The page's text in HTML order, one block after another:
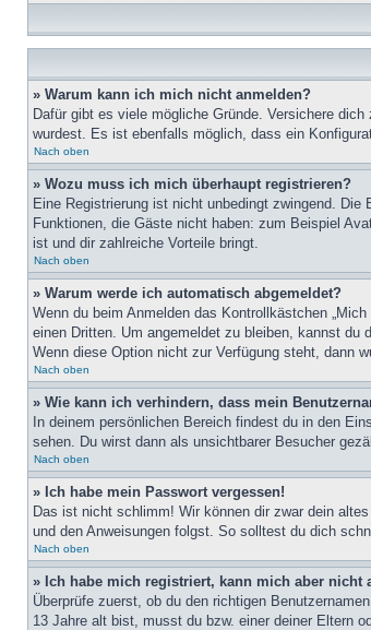
» Warum kann ich mich nicht anmelden?
Dafür gibt es viele mögliche Gründe. Versichere
wurdest. Es ist ebenfalls möglich, dass ein
Nach oben
» Wozu muss ich mich überhaupt registrieren?
Eine Registrierung ist nicht unbedingt zwingend.
Funktionen, die Gäste nicht haben: zum Beispiel
ist und dir zahlreiche Vorteile bringt.
Nach oben
» Warum werde ich automatisch abgemeldet?
Wenn du beim Anmelden das Kontrollkästchen
einen Dritten. Um angemeldet zu bleiben, kannst
Wenn diese Option nicht zur Verfügung steht, dann
Nach oben
» Wie kann ich verhindern, dass mein
In deinem persönlichen Bereich findest du in den
sehen. Du wirst dann als unsichtbarer Besucher
Nach oben
» Ich habe mein Passwort vergessen!
Das ist nicht schlimm! Wir können dir zwar dein
und den Anweisungen folgst. So solltest du dich
Nach oben
» Ich habe mich registriert, kann mich aber nicht
Überprüfe zuerst, ob du den richtigen
13 Jahre alt bist, musst du bzw. einer deiner Eltern